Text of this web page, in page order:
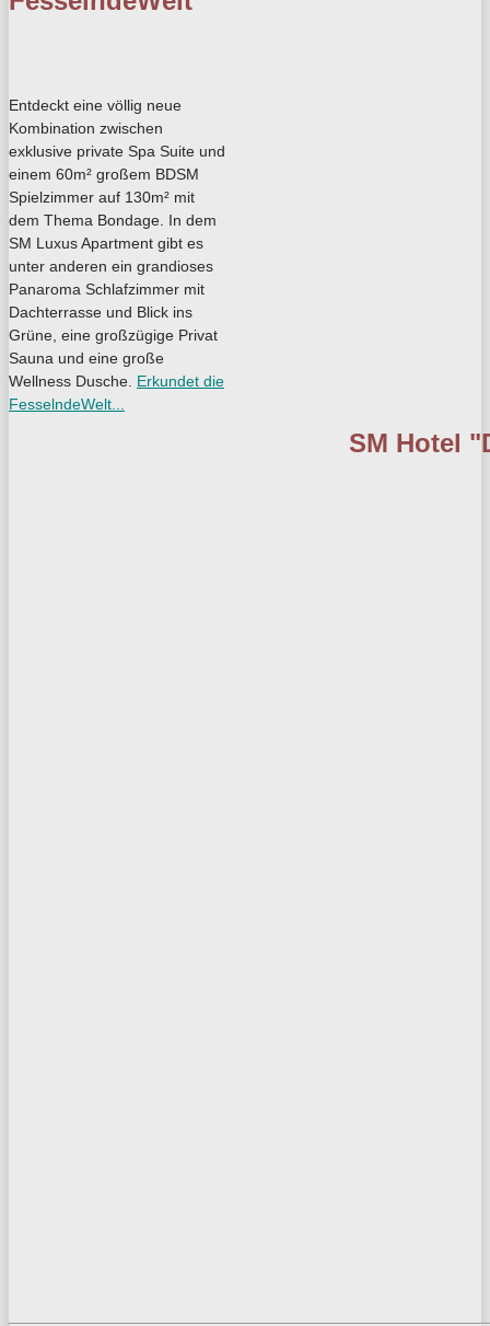
Entdeckt eine völlig neue
Kombination zwischen
exklusive private Spa Suite und
einem 60m² großem BDSM
Spielzimmer auf 130m² mit
dem Thema Bondage. In dem
SM Luxus Apartment gibt es
unter anderen ein grandioses
Panaroma Schlafzimmer mit
Dachterrasse und Blick ins
Grüne, eine großzügige Privat
Sauna und eine große
Wellness Dusche. Erkundet die
FesselndeWelt...
SM Hotel